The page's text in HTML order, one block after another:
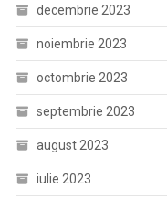
decembrie 2023
noiembrie 2023
octombrie 2023
septembrie 2023
august 2023
iulie 2023